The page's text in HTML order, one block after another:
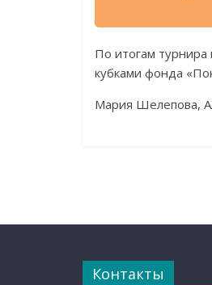
По итогам турнира
кубками фонда
Мария Шелепова,
Контакты